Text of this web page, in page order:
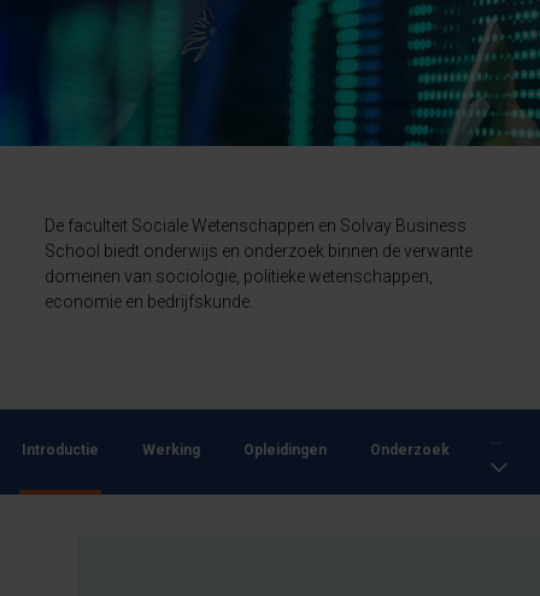
De faculteit Sociale Wetenschappen en Solvay Business
School biedt onderwijs en onderzoek binnen de verwante
domeinen van sociologie, politieke wetenschappen,
economie en bedrijfskunde.
Introductie Werking Opleidingen Onderzoek